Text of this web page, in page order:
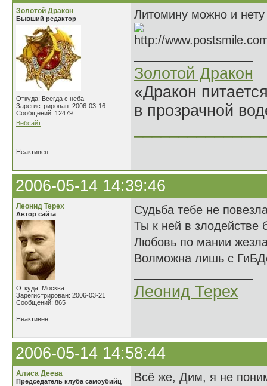
Золотой Дракон
Бывший редактор
Откуда: Всегда с неба
Зарегистрирован: 2006-03-16
Сообщений: 12479
Вебсайт
Литомину можно и
Золотой Дракон
«Дракон
в прозрачной
Неактивен
2006-05-14 14:39:46
Леонид Терех
Автор сайта
Откуда: Москва
Зарегистрирован: 2006-03-21
Сообщений: 865
Судьба тебе не
Ты к ней в злодействе
Любовь по мании
Волможна лишь с
Леонид Терех
Неактивен
2006-05-14 14:58:44
Алиса Деева
Председатель клуба самоубийц
Всё же, Дим, я не